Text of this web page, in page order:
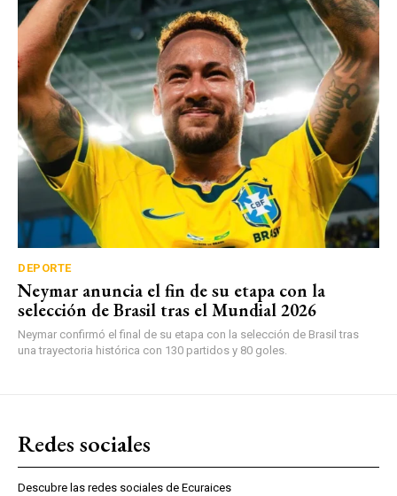
DEPORTE
Neymar anuncia el fin de su etapa con la
selección de Brasil tras el Mundial 2026
Neymar confirmó el final de su etapa con la selección de Brasil tras
una trayectoria histórica con 130 partidos y 80 goles.
Redes sociales
Descubre las redes sociales de Ecuraices